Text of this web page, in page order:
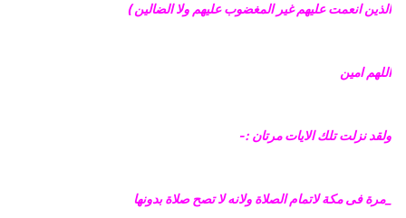
الذين انعمت عليهم غير المغضوب عليهم ولا الضالين )
اللهم امين
ولقد نزلت تلك الايات مرتان :-
_مرة فى مكة لاتمام الصلاة ولانه لا تصح صلاة بدونها